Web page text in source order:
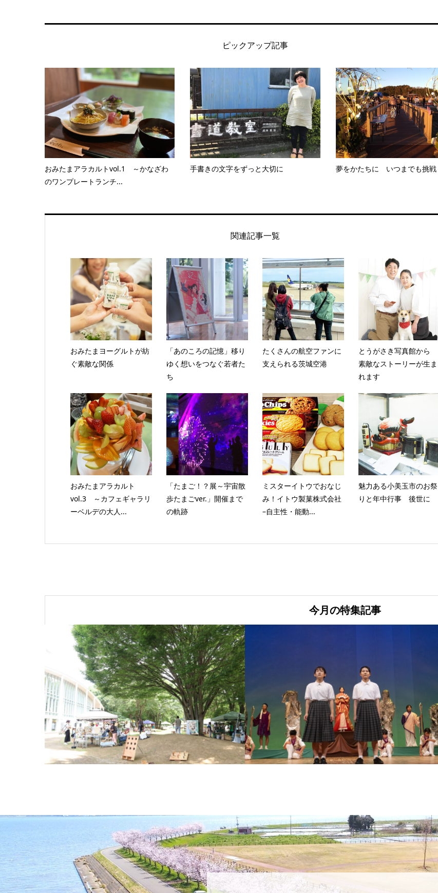
ピックアップ記事
おみたまアラカルトvol.1 ～かなざわ
のワンプレートランチ...
手書きの文字をずっと大切に 夢をかたちに いつまでも挑戦
関連記事一覧
おみたまヨーグルトが紡
ぐ素敵な関係
「あのころの記憶」移り
ゆく想いをつなぐ若者た
ち
たくさんの航空ファンに
支えられる茨城空港
とうがさき写真館から
素敵なストーリーが生ま
れます
おみたまアラカルト
vol.3 ～カフェギャラリ
ーベルデの大人...
「たまご！？展～宇宙散
歩たまごver.」開催まで
の軌跡
ミスターイトウでおなじ
み！イトウ製菓株式会社
–自主性・能動...
魅力ある小美玉市のお祭
りと年中行事 後世に
今月の特集記事